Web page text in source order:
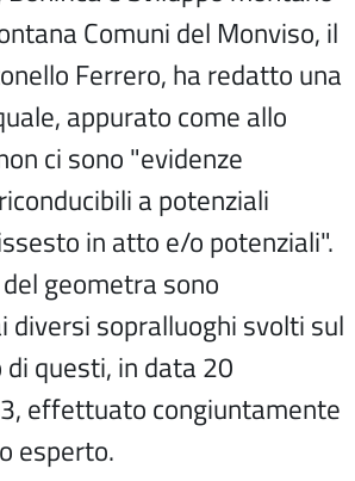
Comuni del Monviso, il
Ferrero, ha redatto una
appurato come allo
ci sono "evidenze
a potenziali
in atto e/o potenziali".
geometra sono
diversi sopralluoghi svolti sul
di questi, in data 20
effettuato congiuntamente
esperto.